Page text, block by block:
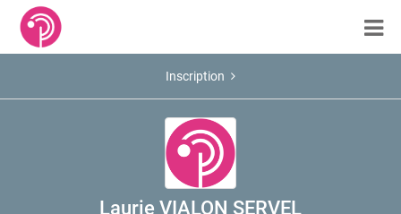
Inscription
Laurie VIALON SERVEL